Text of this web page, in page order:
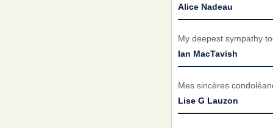
Alice Nadeau
My deepest sympathy
Ian MacTavish
Mes sincères
Lise G Lauzon